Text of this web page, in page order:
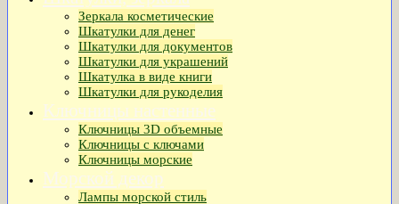
Зеркала косметические
Шкатулки для денег
Шкатулки для документов
Шкатулки для украшений
Шкатулка в виде книги
Шкатулки для рукоделия
Ключницы настенные
Ключницы 3D объемные
Ключницы с ключами
Ключницы морские
Морской декор
Лампы морской стиль